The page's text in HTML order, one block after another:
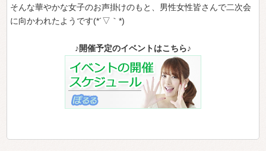
そんな華やかな女子のお声掛けのもと、男性女性皆さんで二次会
に向かわれたようです(*´▽｀*)
♪開催予定のイベントはこちら♪